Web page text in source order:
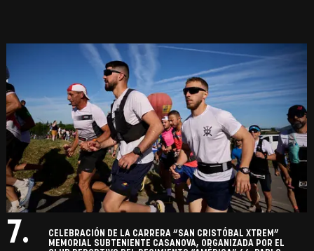
7.
CELEBRACIÓN DE LA CARRERA “SAN CRISTÓBAL XTREM”
MEMORIAL SUBTENIENTE CASANOVA, ORGANIZADA POR EL